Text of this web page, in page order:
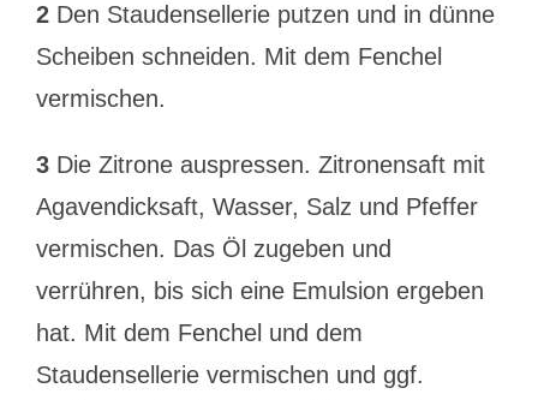
2Den Staudensellerie putzen und in dünne
Scheiben schneiden. Mit dem Fenchel
vermischen.
3Die Zitrone auspressen. Zitronensaft mit
Agavendicksaft, Wasser, Salz und Pfeffer
vermischen. Das Öl zugeben und
verrühren, bis sich eine Emulsion ergeben
hat. Mit dem Fenchel und dem
Staudensellerie vermischen und ggf.